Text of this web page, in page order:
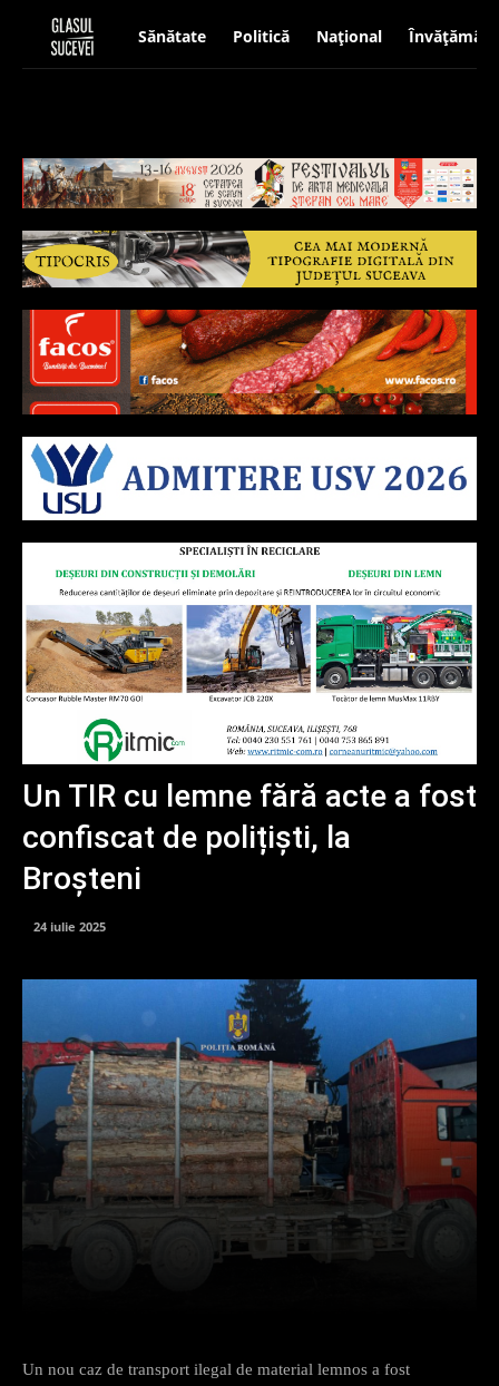
Sănătate Politică Național Învățământ
Un TIR cu lemne fără acte a fost
confiscat de polițiști, la
Broșteni
24 iulie 2025
Un nou caz de transport ilegal de material lemnos a fost